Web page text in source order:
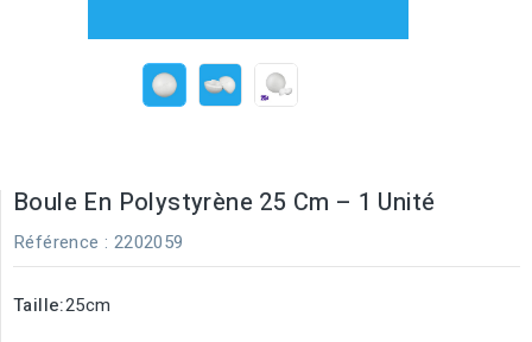
Boule En Polystyrène 25 Cm – 1 Unité
Référence : 2202059
Taille:25cm